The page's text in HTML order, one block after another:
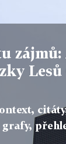
Lesů
grafy,